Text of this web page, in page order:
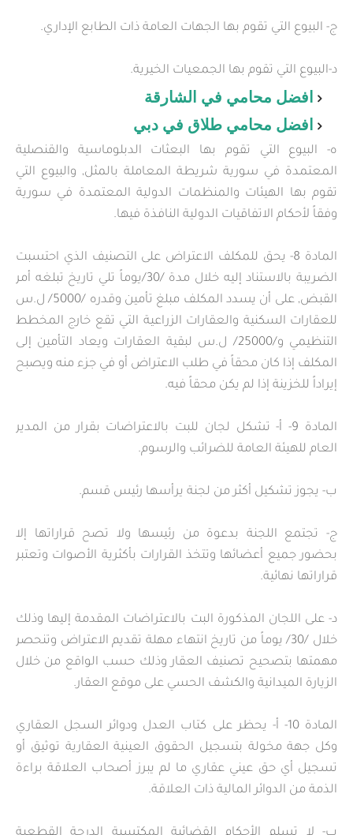
ج- البيوع التي تقوم بها الجهات العامة ذات الطابع الإداري.
د-البيوع التي تقوم بها الجمعيات الخيرية.
افضل محامي في الشارقة
افضل محامي طلاق في دبي
ه- البيوع التي تقوم بها البعثات الدبلوماسية والقنصلية
المعتمدة في سورية شريطة المعاملة بالمثل, والبيوع التي
تقوم بها الهيئات والمنظمات الدولية المعتمدة في سورية
وفقاً لأحكام الاتفاقيات الدولية النافذة فيها.
المادة 8- يحق للمكلف الاعتراض على التصنيف الذي احتسبت
الضريبة بالاستناد إليه خلال مدة /30/يوماً تلي تاريخ تبلغه أمر
القبض, على أن يسدد المكلف مبلغ تأمين وقدره /5000/ ل.س
للعقارات السكنية والعقارات الزراعية التي تقع خارج المخطط
التنظيمي و/25000/ ل.س لبقية العقارات ويعاد التأمين إلى
المكلف إذا كان محقاً في طلب الاعتراض أو في جزء منه ويصبح
إيراداً للخزينة إذا لم يكن محقاً فيه.
المادة 9- أ- تشكل لجان للبت بالاعتراضات بقرار من المدير
العام للهيئة العامة للضرائب والرسوم.
ب- يجوز تشكيل أكثر من لجنة يرأسها رئيس قسم.
ج- تجتمع اللجنة بدعوة من رئيسها ولا تصح قراراتها إلا
بحضور جميع أعضائها وتتخذ القرارات بأكثرية الأصوات وتعتبر
قراراتها نهائية.
د- على اللجان المذكورة البت بالاعتراضات المقدمة إليها وذلك
خلال /30/ يوماً من تاريخ انتهاء مهلة تقديم الاعتراض وتنحصر
مهمتها بتصحيح تصنيف العقار وذلك حسب الواقع من خلال
الزيارة الميدانية والكشف الحسي على موقع العقار.
المادة 10- أ- يحظر على كتاب العدل ودوائر السجل العقاري
وكل جهة مخولة بتسجيل الحقوق العينية العقارية توثيق أو
تسجيل أي حق عيني عقاري ما لم يبرز أصحاب العلاقة براءة
الذمة من الدوائر المالية ذات العلاقة.